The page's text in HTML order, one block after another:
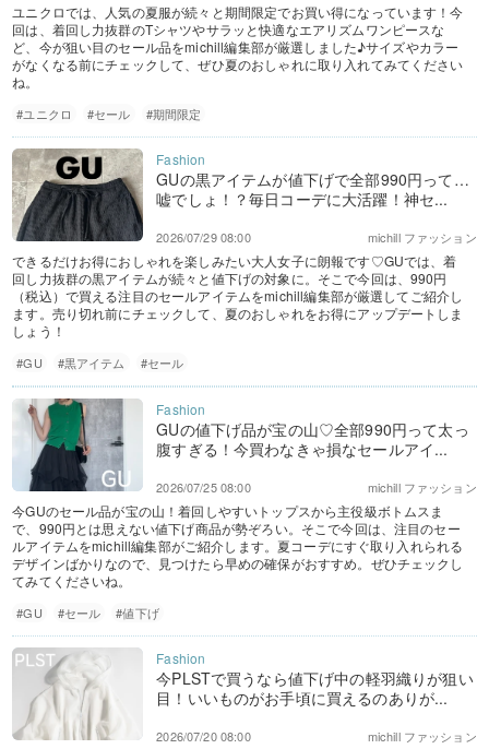
ユニクロでは、人気の夏服が続々と期間限定でお買い得になっています！今
回は、着回し力抜群のTシャツやサラッと快適なエアリズムワンピースな
ど、今が狙い目のセール品をmichill編集部が厳選しました♪サイズやカラー
がなくなる前にチェックして、ぜひ夏のおしゃれに取り入れてみてください
ね。
#ユニクロ #セール #期間限定
GUの黒アイテムが値下げで全部990円って…
嘘でしょ！？毎日コーデに大活躍！神セ...
michill ファッション
2026/07/29 08:00
できるだけお得におしゃれを楽しみたい大人女子に朗報です♡GUでは、着
回し力抜群の黒アイテムが続々と値下げの対象に。そこで今回は、990円
（税込）で買える注目のセールアイテムをmichill編集部が厳選してご紹介し
ます。売り切れ前にチェックして、夏のおしゃれをお得にアップデートしま
しょう！
#GU #黒アイテム #セール
GUの値下げ品が宝の山♡全部990円って太っ
腹すぎる！今買わなきゃ損なセールアイ...
michill ファッション
2026/07/25 08:00
今GUのセール品が宝の山！着回しやすいトップスから主役級ボトムスま
で、990円とは思えない値下げ商品が勢ぞろい。そこで今回は、注目のセー
ルアイテムをmichill編集部がご紹介します。夏コーデにすぐ取り入れられる
デザインばかりなので、見つけたら早めの確保がおすすめ。ぜひチェックし
てみてくださいね。
#GU #セール #値下げ
今PLSTで買うなら値下げ中の軽羽織りが狙い
目！いいものがお手頃に買えるのありが...
michill ファッション
2026/07/20 08:00